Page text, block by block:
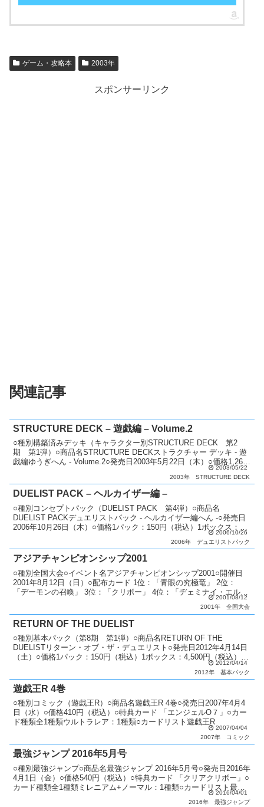
ゲーム・攻略本 2003年
スポンサーリンク
関連記事
STRUCTURE DECK – 遊戯編 – Volume.2
○種別構築済みデッキ（キャラクター別STRUCTURE DECK 第2
期 第1弾）○商品名STRUCTURE DECKストラクチャー デッキ - 遊
戯編ゆうぎへん - Volume.2○発売日2003年5月22日（木）○価格1,260
2003/05/22
2003年
STRUCTURE DECK
DUELIST PACK – ヘルカイザー編 –
○種別コンセプトパック（DUELIST PACK 第4弾）○商品名
DUELIST PACKデュエリストパック - ヘルカイザー編へん -○発売日
2006年10月26日（木）○価格1パック：150円（税込）1ボックス：
2006/10/26
2006年
デュエリストパック
アジアチャンピオンシップ2001
○種別全国大会○イベント名アジアチャンピオンシップ2001○開催日
2001年8月12日（日）○配布カード 1位：「青眼の究極竜」 2位：
「デーモンの召喚」 3位：「クリボー」 4位：「ヂェミナイ・エル
2001/08/12
2001年
全国大会
RETURN OF THE DUELIST
○種別基本パック（第8期 第1弾）○商品名RETURN OF THE
DUELISTリターン・オブ・ザ・デュエリスト○発売日2012年4月14日
（土）○価格1パック：150円（税込）1ボックス：4,500円（税込）○
2012/04/14
2012年
基本パック
遊戯王R 4巻
○種別コミック（遊戯王R）○商品名遊戯王R 4巻○発売日2007年4月4
日（水）○価格410円（税込）○特典カード 「エンジェルO７」○カー
ド種類全1種類ウルトラレア：1種類○カードリスト遊戯王R
2007/04/04
2007年
コミック
最強ジャンプ 2016年5月号
○種別最強ジャンプ○商品名最強ジャンプ 2016年5月号○発売日2016年
4月1日（金）○価格540円（税込）○特典カード 「クリアクリボー」○
カード種類全1種類ミレニアム+ノーマル：1種類○カードリスト最強
2016/04/01
2016年
最強ジャンプ